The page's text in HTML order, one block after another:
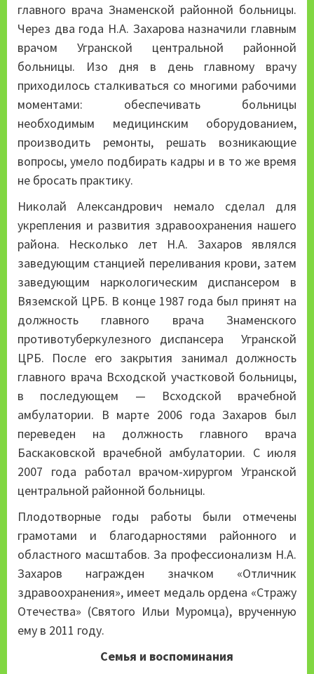
главного врача Знаменской районной больницы.
Через два года Н.А. Захарова назначили главным
врачом Угранской центральной районной
больницы. Изо дня в день главному врачу
приходилось сталкиваться со многими рабочими
моментами: обеспечивать больницы
необходимым медицинским оборудованием,
производить ремонты, решать возникающие
вопросы, умело подбирать кадры и в то же время
не бросать практику.
Николай Александрович немало сделал для
укрепления и развития здравоохранения нашего
района. Несколько лет Н.А. Захаров являлся
заведующим станцией переливания крови, затем
заведующим наркологическим диспансером в
Вяземской ЦРБ. В конце 1987 года был принят на
должность главного врача Знаменского
противотуберкулезного диспансера Угранской
ЦРБ. После его закрытия занимал должность
главного врача Всходской участковой больницы,
в последующем — Всходской врачебной
амбулатории. В марте 2006 года Захаров был
переведен на должность главного врача
Баскаковской врачебной амбулатории. С июля
2007 года работал врачом-хирургом Угранской
центральной районной больницы.
Плодотворные годы работы были отмечены
грамотами и благодарностями районного и
областного масштабов. За профессионализм Н.А.
Захаров награжден значком «Отличник
здравоохранения», имеет медаль ордена «Стражу
Отечества» (Святого Ильи Муромца), врученную
ему в 2011 году.
Семья и воспоминания